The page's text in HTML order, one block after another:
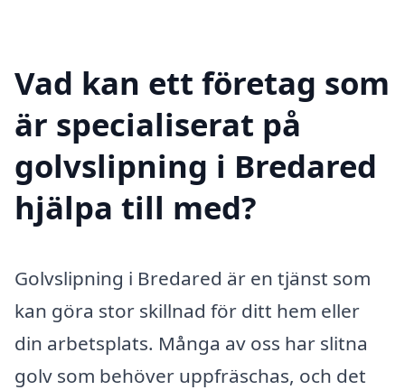
Vad kan ett företag som
är specialiserat på
golvslipning i Bredared
hjälpa till med?
Golvslipning i Bredared är en tjänst som
kan göra stor skillnad för ditt hem eller
din arbetsplats. Många av oss har slitna
golv som behöver uppfräschas, och det